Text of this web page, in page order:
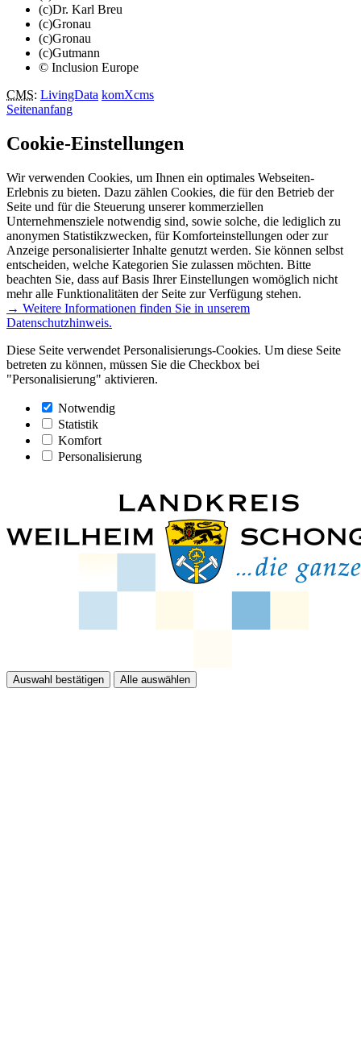
(c)Dr. Karl Breu
(c)Gronau
(c)Gronau
(c)Gutmann
© Inclusion Europe
CMS: LivingData komXcms
Seitenanfang
Cookie-Einstellungen
Wir verwenden Cookies, um Ihnen ein optimales Webseiten-
Erlebnis zu bieten. Dazu zählen Cookies, die für den Betrieb der
Seite und für die Steuerung unserer kommerziellen
Unternehmensziele notwendig sind, sowie solche, die lediglich zu
anonymen Statistikzwecken, für Komforteinstellungen oder zur
Anzeige personalisierter Inhalte genutzt werden. Sie können selbst
entscheiden, welche Kategorien Sie zulassen möchten. Bitte
beachten Sie, dass auf Basis Ihrer Einstellungen womöglich nicht
mehr alle Funktionalitäten der Seite zur Verfügung stehen.
→ Weitere Informationen finden Sie in unserem
Datenschutzhinweis.
Diese Seite verwendet Personalisierungs-Cookies. Um diese Seite
betreten zu können, müssen Sie die Checkbox bei
"Personalisierung" aktivieren.
Notwendig
Statistik
Komfort
Personalisierung
Auswahl bestätigen Alle auswählen